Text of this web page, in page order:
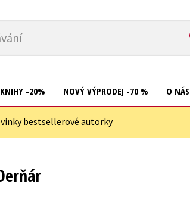
-20% NOVÝ VÝPRODEJ -70 % O NÁS
bestsellerové autorky